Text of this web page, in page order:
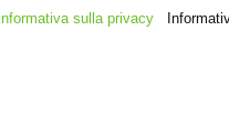
Informativa sulla privacy